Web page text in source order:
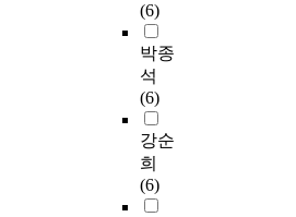
(6)
박종
석
(6)
강순
희
(6)